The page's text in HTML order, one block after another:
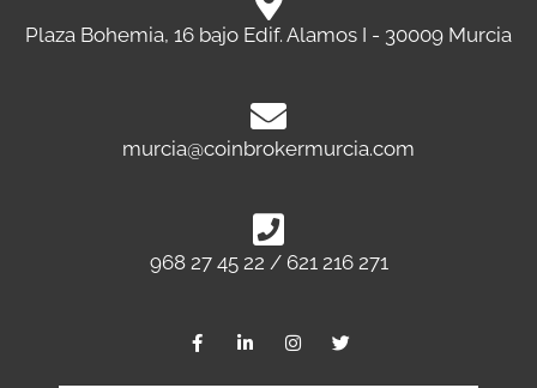
Plaza Bohemia, 16 bajo Edif. Alamos I - 30009 Murcia
murcia@coinbrokermurcia.com
968 27 45 22 / 621 216 271